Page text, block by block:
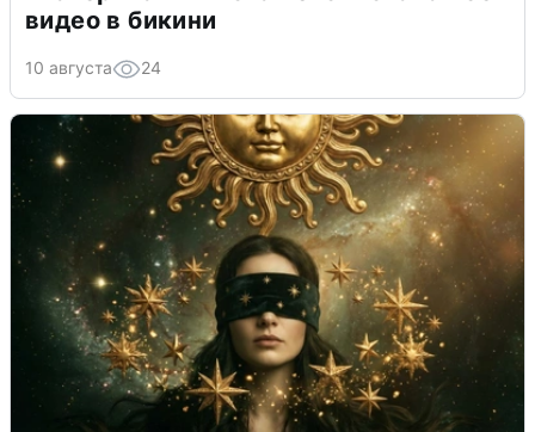
видео в бикини
10 августа 24